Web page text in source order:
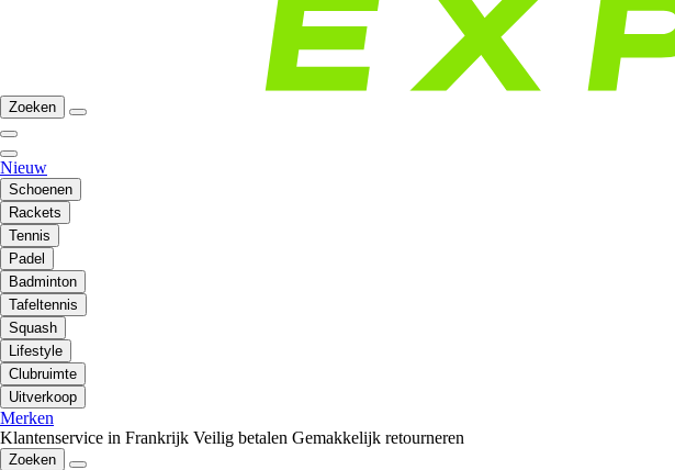
Zoeken
Nieuw
Schoenen
Rackets
Tennis
Padel
Badminton
Tafeltennis
Squash
Lifestyle
Clubruimte
Uitverkoop
Merken
Klantenservice in Frankrijk Veilig betalen Gemakkelijk retourneren
Zoeken